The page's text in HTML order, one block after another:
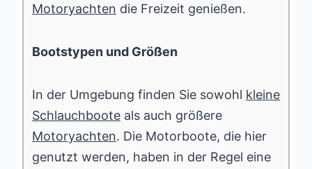
Motoryachten die Freizeit genießen.
Bootstypen und Größen
In der Umgebung finden Sie sowohl kleine
Schlauchboote als auch größere
Motoryachten. Die Motorboote, die hier
genutzt werden, haben in der Regel eine